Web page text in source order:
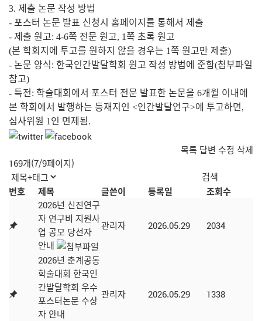
3. 제출 논문 작성 방법
- 포스터 논문 발표 신청시 홈페이지를 통해서 제출
- 제출 원고: 4-6쪽 전문 원고, 1쪽 초록 원고
(본 학회지에 투고를 원하지 않을 경우는 1쪽 원고만 제출)
- 논문 양식: 한국인간발달학회 원고 작성 방법에 준함(첨부파일
참고)
- 특전: 학술대회에서 포스터 전문 발표한 논문을 6개월 이내에
본 학회에서 발행하는 등재지인 <인간발달연구>에 투고하면,
심사위원 1 인 면제됨.
목록 답변 수정 삭제
169개(7/9페이지)
번호 제목 글쓴이 등록일
조회수
2026년 신진연구
자 연구비 지원사
업 공모 당선자
안내
관리자 2026.05.29 2034
2026년 춘계공동
학술대회 한국인
간발달학회 우수
포스터논문 수상
자 안내
관리자 2026.05.29 1338